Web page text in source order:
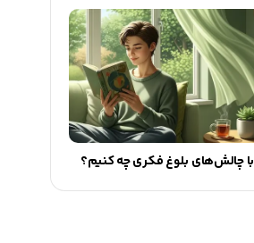
با چالش‌های بلوغ فکری چه کنیم؟